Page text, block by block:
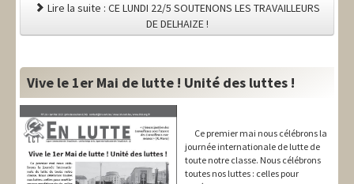
Lire la suite : CE LUNDI 22/5 SOUTENONS LES TRAVAILLEURS
DE DELHAIZE !
Vive le 1er Mai de lutte ! Unité des luttes !
Ce premier mai nous célébrons la
journée internationale de lutte de
toute notre classe. Nous célébrons
toutes nos luttes : celles pour